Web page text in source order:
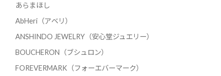
あらまほし
AbHeri（アベリ）
ANSHINDO JEWELRY（安心堂ジュエリー）
BOUCHERON（ブシュロン）
FOREVERMARK（フォーエバーマーク）